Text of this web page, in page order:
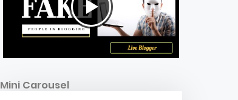
Mini Carousel